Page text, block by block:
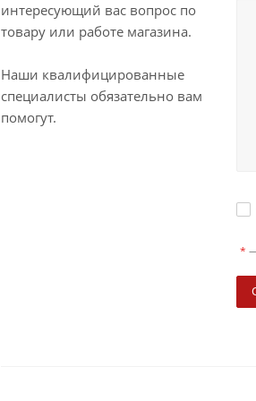
интересующий вас вопрос по
товару или работе магазина.
Наши квалифицированные
специалисты обязательно вам
помогут.
*